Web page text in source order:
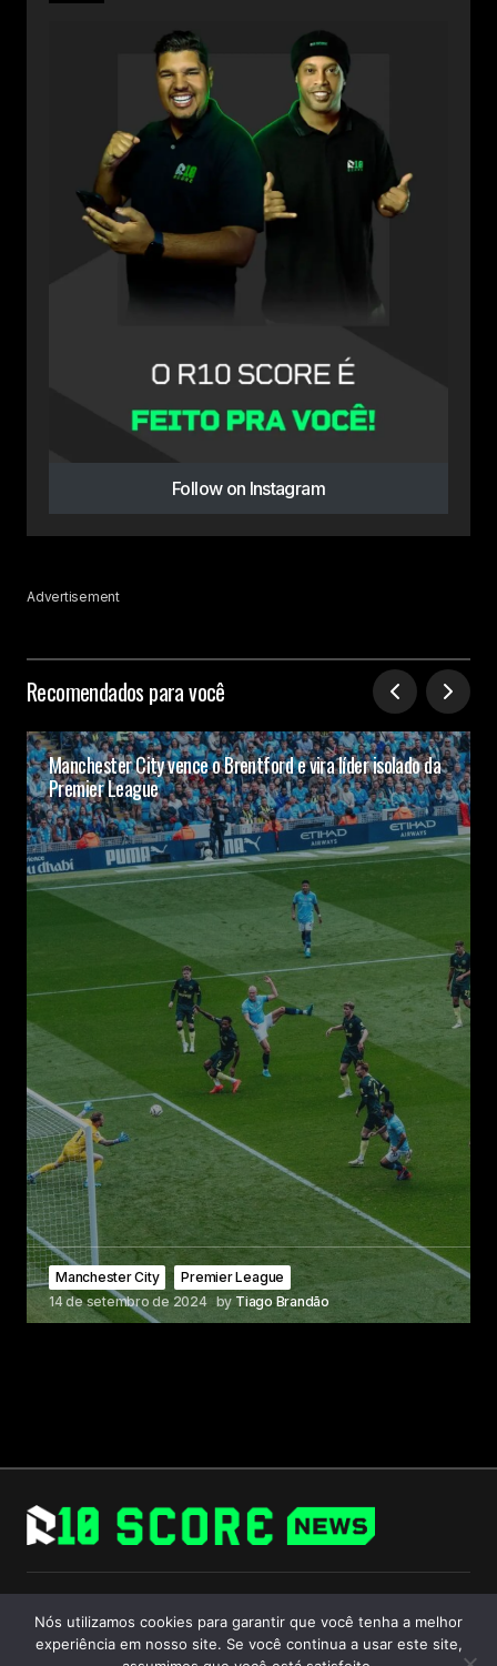
Follow on Instagram
Advertisement
Recomendados para você
Manchester City vence o Brentford e vira líder isolado da
Premier League
Manchester City
Premier League
14 de setembro de 2024 by Tiago Brandão
Follow Us
Nós utilizamos cookies para garantir que você tenha a melhor
experiência em nosso site. Se você continua a usar este site,